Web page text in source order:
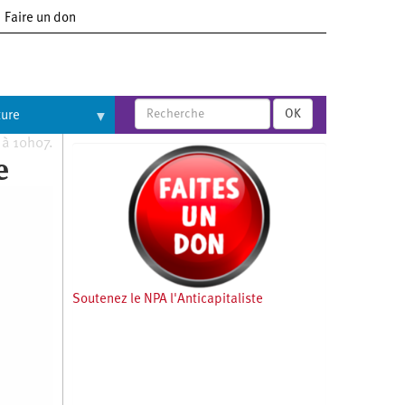
Faire un don
OK
10h07.
Soutenez le NPA l'Anticapitaliste